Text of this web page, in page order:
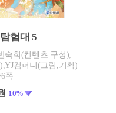
험대 5
숙희(컨텐츠 구성),
컴퍼니(그림,기획)
쪽
10%